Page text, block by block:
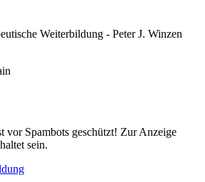
Weiterbildung - Peter J. Winzen
vor Spambots geschützt! Zur Anzeige
sein.